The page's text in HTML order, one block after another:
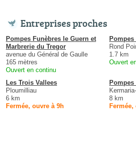
Entreprises proches
Pompes Funèbres le Guern et
Marbrerie du Tregor
avenue du Général de Gaulle
165 mètres
Ouvert en continu
Rond
1.7 km
Ouvert
Les Trois Vallees
Ploumilliau
6 km
Fermée, ouvre à 9h
8 km